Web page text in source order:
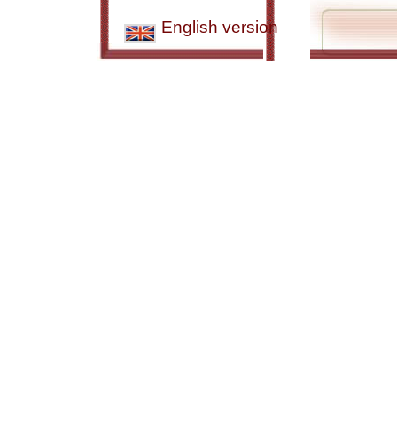
English version